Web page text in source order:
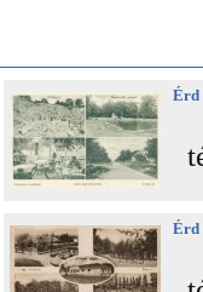
Érd
Érd